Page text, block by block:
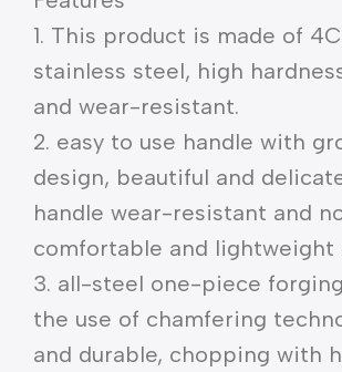
1. This product is made of
stainless steel, high
and wear-resistant.
2. easy to use handle with
design, beautiful and
handle wear-resistant and
comfortable and lightweight
3. all-steel one-piece
the use of chamfering
and durable, chopping with